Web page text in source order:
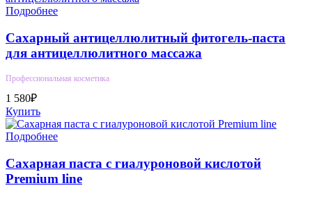
Подробнее
Сахарный антицеллюлитный фитогель-паста
для антицеллюлитного массажа
Профессиональная косметика
1 580₽
Купить
Подробнее
Сахарная паста с гиалуроновой кислотой
Premium line